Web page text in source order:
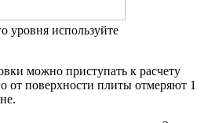
уровня используйте
можно приступать к расчету
от поверхности плиты отмеряют 1